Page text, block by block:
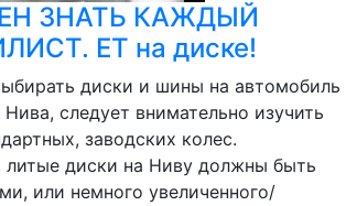
ЗНАТЬ КАЖДЫЙ
ЕТ на диске!
диски и шины на автомобиль
следует внимательно изучить
заводских колес.
литые диски на Ниву должны быть
или немного увеличенного/